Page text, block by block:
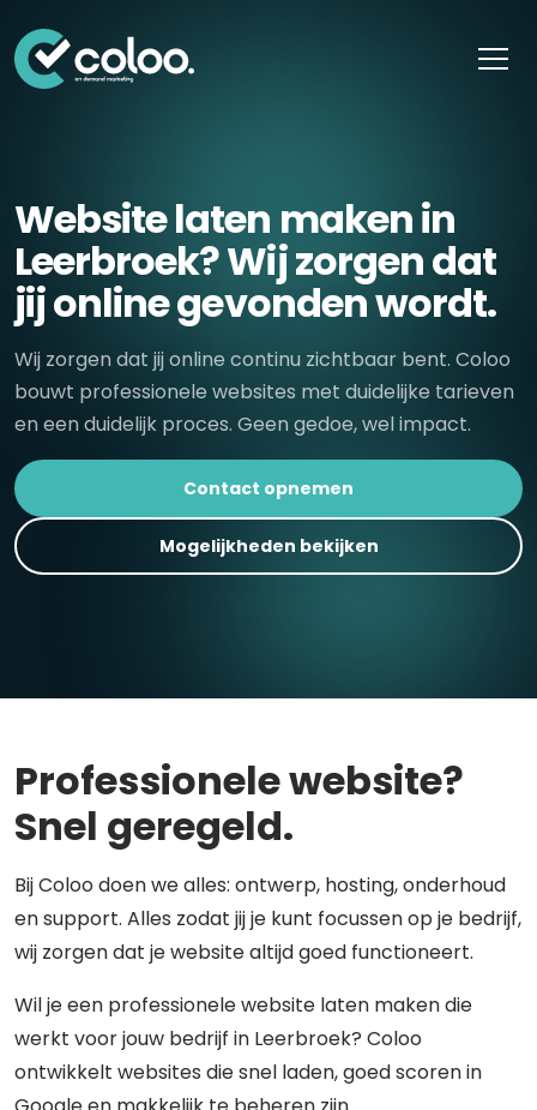
Website laten maken in
Leerbroek? Wij zorgen dat
jij online gevonden wordt.
Wij zorgen dat jij online continu zichtbaar bent. Coloo
bouwt professionele websites met duidelijke tarieven
en een duidelijk proces. Geen gedoe, wel impact.
Contact opnemen
Mogelijkheden bekijken
Professionele website?
Snel geregeld.
Bij Coloo doen we alles: ontwerp, hosting, onderhoud
en support. Alles zodat jij je kunt focussen op je bedrijf,
wij zorgen dat je website altijd goed functioneert.
Wil je een professionele website laten maken die
werkt voor jouw bedrijf in Leerbroek? Coloo
ontwikkelt websites die snel laden, goed scoren in